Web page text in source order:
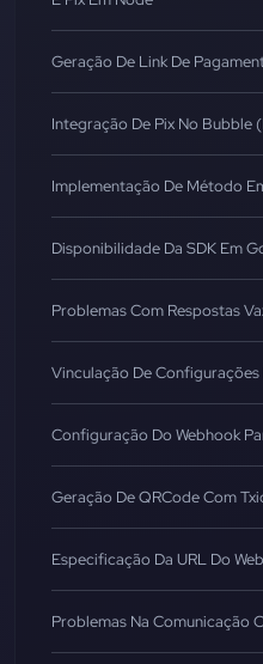
Geração De Link De
Integração De Pix No
Implementação De Método
Disponibilidade Da SDK Em
Problemas Com Respostas
Vinculação De Configurações
Configuração Do Webhook
Geração De QRCode Com
Especificação Da URL Do
Problemas Na Comunicação